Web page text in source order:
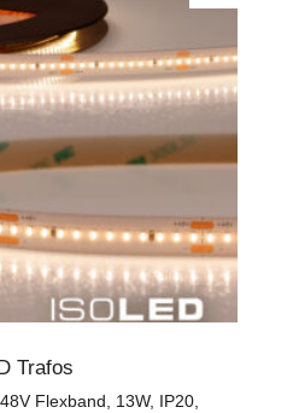
Trafos
Flexband, 13W, IP20,